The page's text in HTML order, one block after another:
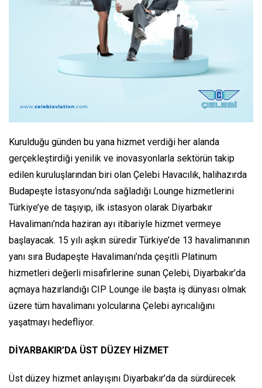
Kurulduğu günden bu yana hizmet verdiği her alanda
gerçekleştirdiği yenilik ve inovasyonlarla sektörün takip
edilen kuruluşlarından biri olan Çelebi Havacılık, halihazırda
Budapeşte İstasyonu’nda sağladığı Lounge hizmetlerini
Türkiye’ye de taşıyıp, ilk istasyon olarak Diyarbakır
Havalimanı’nda haziran ayı itibariyle hizmet vermeye
başlayacak. 15 yılı aşkın süredir Türkiye’de 13 havalimanının
yanı sıra Budapeşte Havalimanı’nda çeşitli Platinum
hizmetleri değerli misafirlerine sunan Çelebi, Diyarbakır’da
açmaya hazırlandığı CIP Lounge ile başta iş dünyası olmak
üzere tüm havalimanı yolcularına Çelebi ayrıcalığını
yaşatmayı hedefliyor.
DİYARBAKIR’DA ÜST DÜZEY HİZMET
Üst düzey hizmet anlayışını Diyarbakır’da da sürdürecek